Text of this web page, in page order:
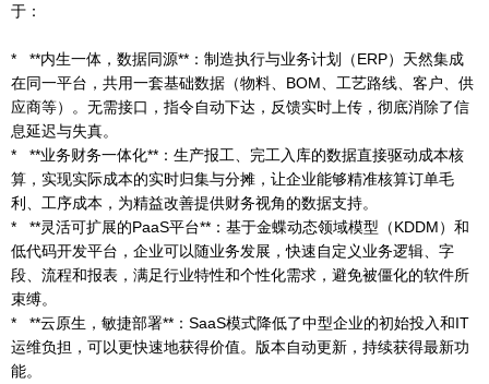
于：
* **内生一体，数据同源**：制造执行与业务计划（ERP）天然集成
在同一平台，共用一套基础数据（物料、BOM、工艺路线、客户、供
应商等）。无需接口，指令自动下达，反馈实时上传，彻底消除了信
息延迟与失真。
* **业务财务一体化**：生产报工、完工入库的数据直接驱动成本核
算，实现实际成本的实时归集与分摊，让企业能够精准核算订单毛
利、工序成本，为精益改善提供财务视角的数据支持。
* **灵活可扩展的PaaS平台**：基于金蝶动态领域模型（KDDM）和
低代码开发平台，企业可以随业务发展，快速自定义业务逻辑、字
段、流程和报表，满足行业特性和个性化需求，避免被僵化的软件所
束缚。
* **云原生，敏捷部署**：SaaS模式降低了中型企业的初始投入和IT
运维负担，可以更快速地获得价值。版本自动更新，持续获得最新功
能。